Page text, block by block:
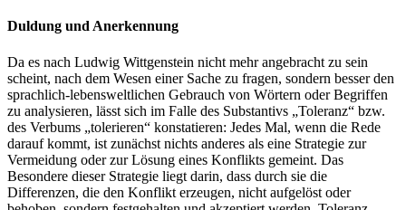
Duldung und Anerkennung
Da es nach Ludwig Wittgenstein nicht mehr angebracht zu sein
scheint, nach dem Wesen einer Sache zu fragen, sondern besser den
sprachlich-lebensweltlichen Gebrauch von Wörtern oder Begriffen
zu analysieren, lässt sich im Falle des Substantivs „Toleranz“ bzw.
des Verbums „tolerieren“ konstatieren: Jedes Mal, wenn die Rede
darauf kommt, ist zunächst nichts anderes als eine Strategie zur
Vermeidung oder zur Lösung eines Konflikts gemeint. Das
Besondere dieser Strategie liegt darin, dass durch sie die
Differenzen, die den Konflikt erzeugen, nicht aufgelöst oder